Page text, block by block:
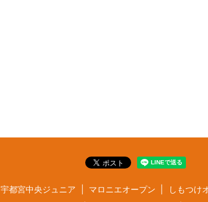
宇都宮中央ジュニア マロニエオープン しもつけ